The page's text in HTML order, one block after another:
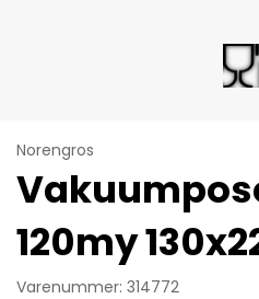
Norengros
120my
Varenummer: 314772